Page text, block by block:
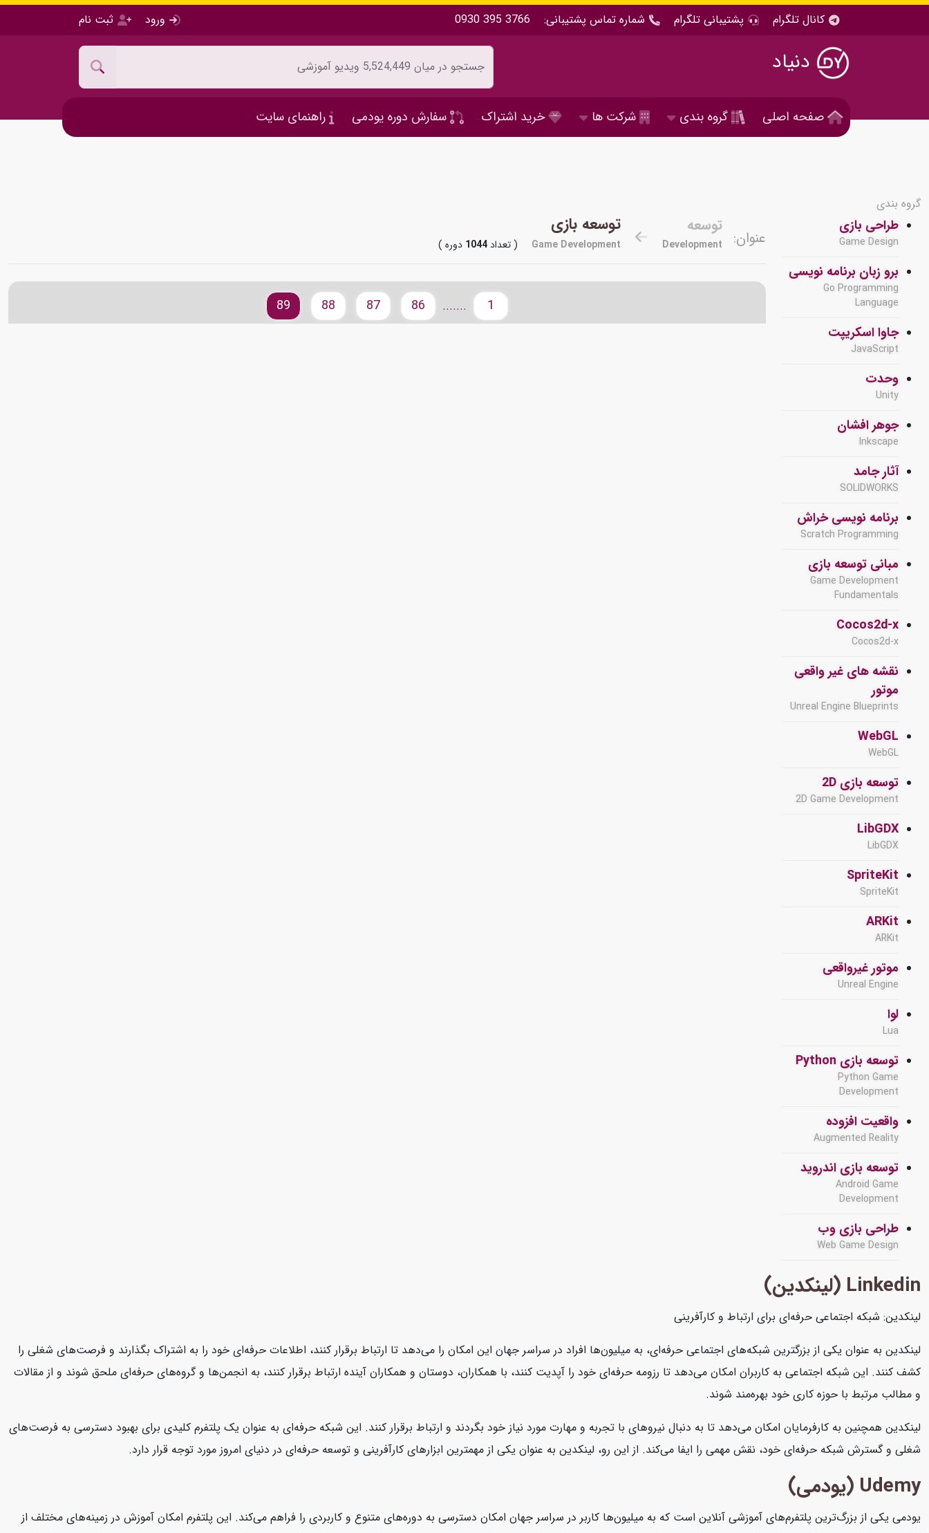
کانال تلگرام پشتیبانی تلگرام شماره تماس پشتیبانی: 0930 395 3766 ورود ثبت نام
دنیاد
صفحه اصلی گروه بندی شرکت ها خرید اشتراک سفارش دوره یودمی راهنمای سایت
گروه بندی
طراحی بازی
Game Design
برو زبان برنامه نویسی
Go Programming
Language
جاوا اسکریپت
JavaScript
وحدت
Unity
جوهر افشان
Inkscape
آثار جامد
SOLIDWORKS
برنامه نویسی خراش
Scratch Programming
مبانی توسعه بازی
Game Development
Fundamentals
Cocos2d-x
Cocos2d-x
نقشه های غیر واقعی
موتور
Unreal Engine Blueprints
WebGL
WebGL
توسعه بازی 2D
2D Game Development
LibGDX
LibGDX
SpriteKit
SpriteKit
ARKit
ARKit
موتور غیرواقعی
Unreal Engine
لوا
Lua
توسعه بازی Python
Python Game
Development
واقعیت افزوده
Augmented Reality
توسعه بازی اندروید
Android Game
Development
طراحی بازی وب
Web Game Design
عنوان:
توسعه
Development
توسعه بازی
Game Development ( تعداد1044 دوره )
1
.......
86
87
88
89
Linkedin (لینکدین)
لینکدین: شبکه اجتماعی حرفه‌ای برای ارتباط و کارآفرینی
لینکدین به عنوان یکی از بزرگترین شبکه‌های اجتماعی حرفه‌ای، به میلیون‌ها افراد در سراسر جهان این امکان را می‌دهد تا ارتباط برقرار کنند، اطلاعات حرفه‌ای خود را به اشتراک بگذارند و فرصت‌های شغلی را
کشف کنند. این شبکه اجتماعی به کاربران امکان می‌دهد تا رزومه حرفه‌ای خود را آپدیت کنند، با همکاران، دوستان و همکاران آینده ارتباط برقرار کنند، به انجمن‌ها و گروه‌های حرفه‌ای ملحق شوند و از مقالات
و مطالب مرتبط با حوزه کاری خود بهره‌مند شوند.
لینکدین همچنین به کارفرمایان امکان می‌دهد تا به دنبال نیروهای با تجربه و مهارت مورد نیاز خود بگردند و ارتباط برقرار کنند. این شبکه حرفه‌ای به عنوان یک پلتفرم کلیدی برای بهبود دسترسی به فرصت‌های
شغلی و گسترش شبکه حرفه‌ای خود، نقش مهمی را ایفا می‌کند. از این رو، لینکدین به عنوان یکی از مهمترین ابزارهای کارآفرینی و توسعه حرفه‌ای در دنیای امروز مورد توجه قرار دارد.
Udemy (یودمی)
یودمی یکی از بزرگ‌ترین پلتفرم‌های آموزشی آنلاین است که به میلیون‌ها کاربر در سراسر جهان امکان دسترسی به دوره‌های متنوع و کاربردی را فراهم می‌کند. این پلتفرم امکان آموزش در زمینه‌های مختلف از